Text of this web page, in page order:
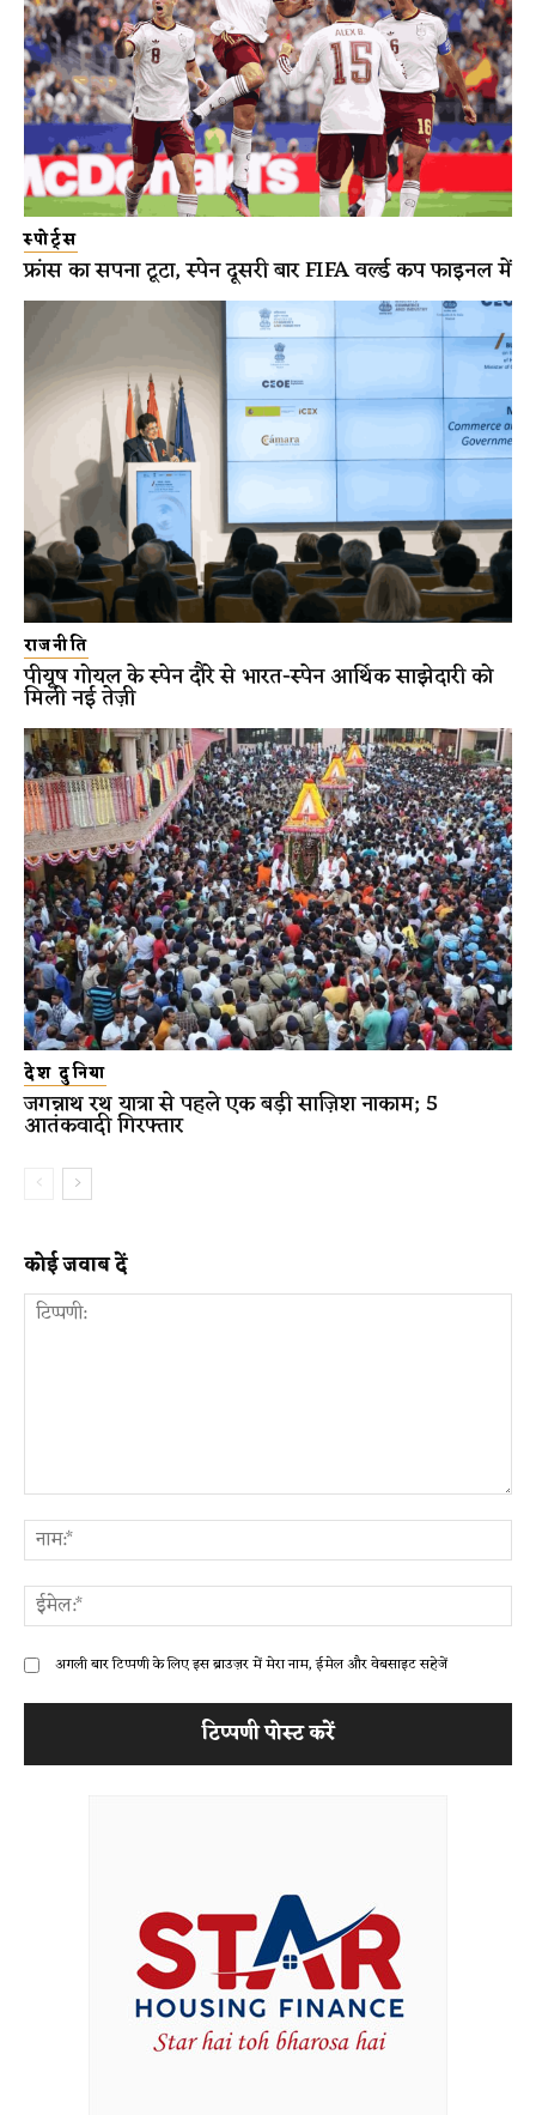
स्पोर्ट्स
फ्रांस का सपना टूटा, स्पेन दूसरी बार FIFA वर्ल्ड कप फाइनल में
राजनीति
पीयूष गोयल के स्पेन दौरे से भारत-स्पेन आर्थिक साझेदारी को
मिली नई तेज़ी
देश दुनिया
जगन्नाथ रथ यात्रा से पहले एक बड़ी साज़िश नाकाम; 5
आतंकवादी गिरफ्तार
कोई जवाब दें
अगली बार टिप्पणी के लिए इस ब्राउज़र में मेरा नाम, ईमेल और वेबसाइट सहेजें